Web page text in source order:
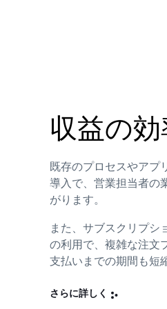
収益の
既存のプロセスやアプ
導入で、営業担当者の
がります。
また、サブスクリプシ
の利用で、複雑な注文
支払いまでの期間も短